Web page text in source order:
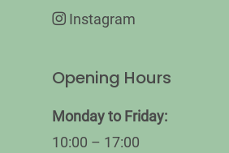
Instagram
Opening Hours
Mondayto Friday:
10:00 – 17:00